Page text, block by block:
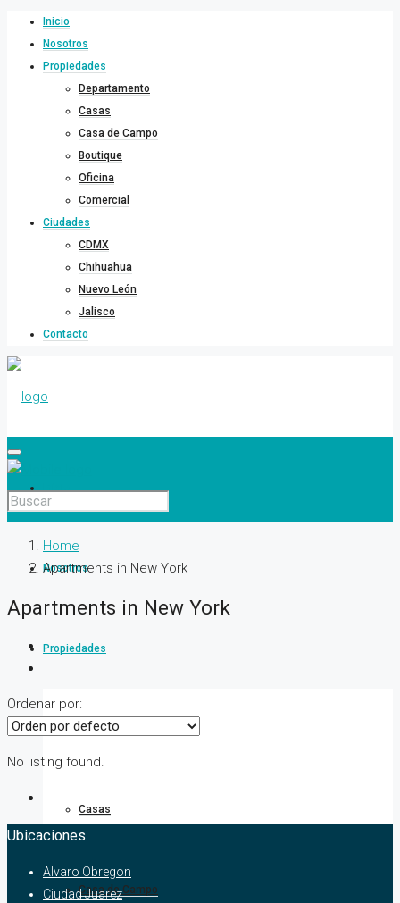
Inicio
Nosotros
Propiedades
Departamento
Casas
Casa de Campo
Boutique
Oficina
Comercial
Ciudades
CDMX
Chihuahua
Nuevo León
Jalisco
Contacto
Inicio
Nosotros
Propiedades
Departamento
Casas
Casa de Campo
Home
Apartments in New York
Apartments in New York
Ordenar por:
No listing found.
Ubicaciones
Alvaro Obregon
Ciudad Juarez